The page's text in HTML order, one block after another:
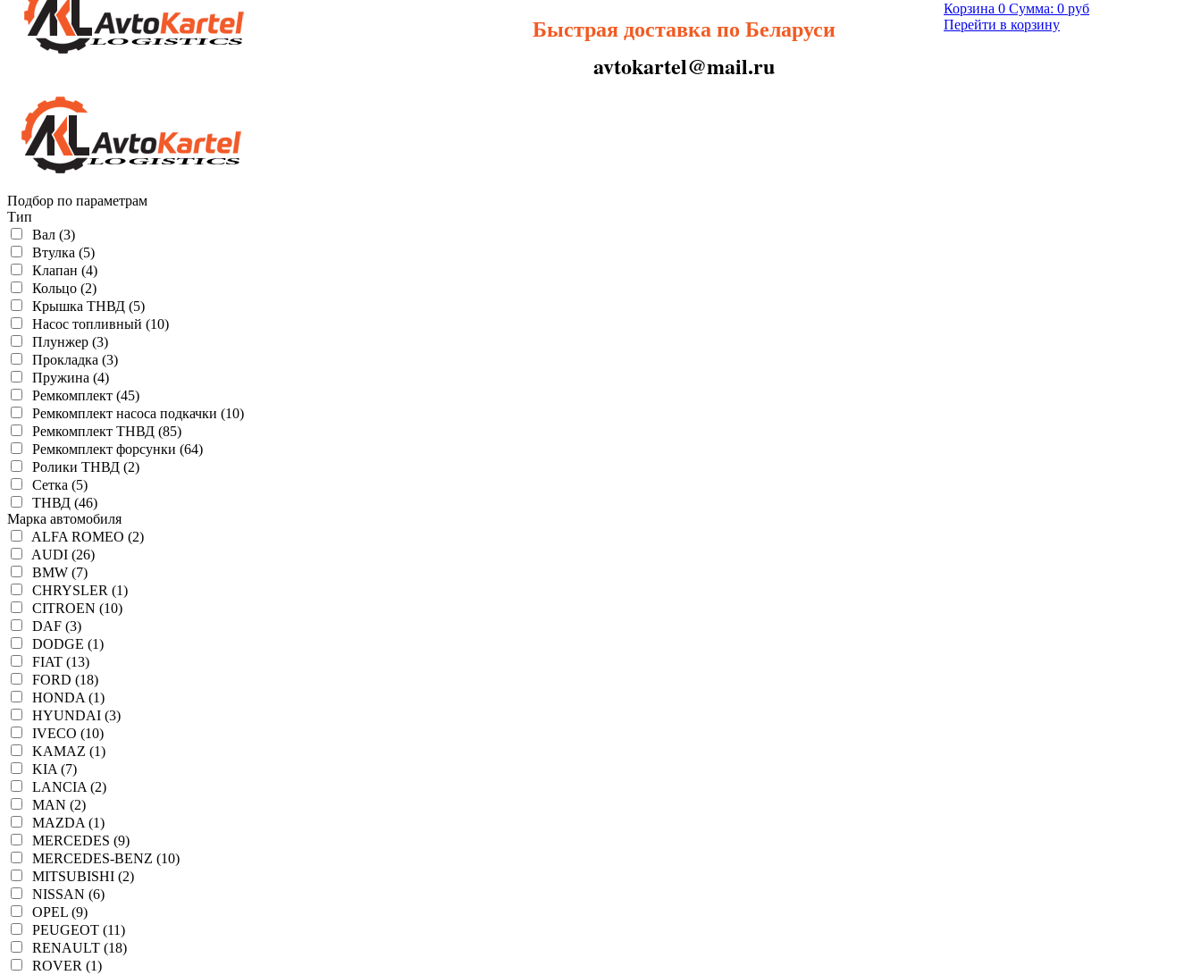
Быстрая доставка по Беларуси
avtokartel@mail.ru
Корзина 0 Сумма: 0 руб
Перейти в корзину
Подбор по параметрам
Тип
Вал (3)
Втулка (5)
Клапан (4)
Кольцо (2)
Крышка ТНВД (5)
Насос топливный (10)
Плунжер (3)
Прокладка (3)
Пружина (4)
Ремкомплект (45)
Ремкомплект насоса подкачки (10)
Ремкомплект ТНВД (85)
Ремкомплект форсунки (64)
Ролики ТНВД (2)
Сетка (5)
ТНВД (46)
Марка автомобиля
ALFA ROMEO (2)
AUDI (26)
BMW (7)
CHRYSLER (1)
CITROEN (10)
DAF (3)
DODGE (1)
FIAT (13)
FORD (18)
HONDA (1)
HYUNDAI (3)
IVECO (10)
KAMAZ (1)
KIA (7)
LANCIA (2)
MAN (2)
MAZDA (1)
MERCEDES (9)
MERCEDES-BENZ (10)
MITSUBISHI (2)
NISSAN (6)
OPEL (9)
PEUGEOT (11)
RENAULT (18)
ROVER (1)